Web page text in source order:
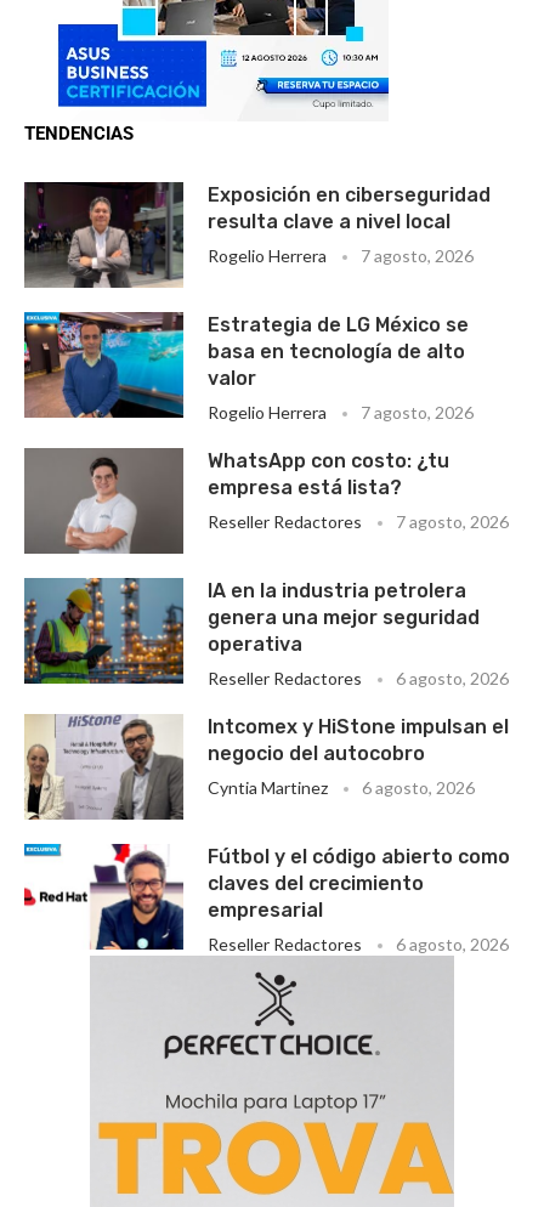
TENDENCIAS
Exposición en ciberseguridad
resulta clave a nivel local
Rogelio Herrera 7 agosto, 2026
Estrategia de LG México se
basa en tecnología de alto
valor
Rogelio Herrera 7 agosto, 2026
WhatsApp con costo: ¿tu
empresa está lista?
Reseller Redactores 7 agosto, 2026
IA en la industria petrolera
genera una mejor seguridad
operativa
Reseller Redactores 6 agosto, 2026
Intcomex y HiStone impulsan el
negocio del autocobro
Cyntia Martinez 6 agosto, 2026
Fútbol y el código abierto como
claves del crecimiento
empresarial
Reseller Redactores 6 agosto, 2026